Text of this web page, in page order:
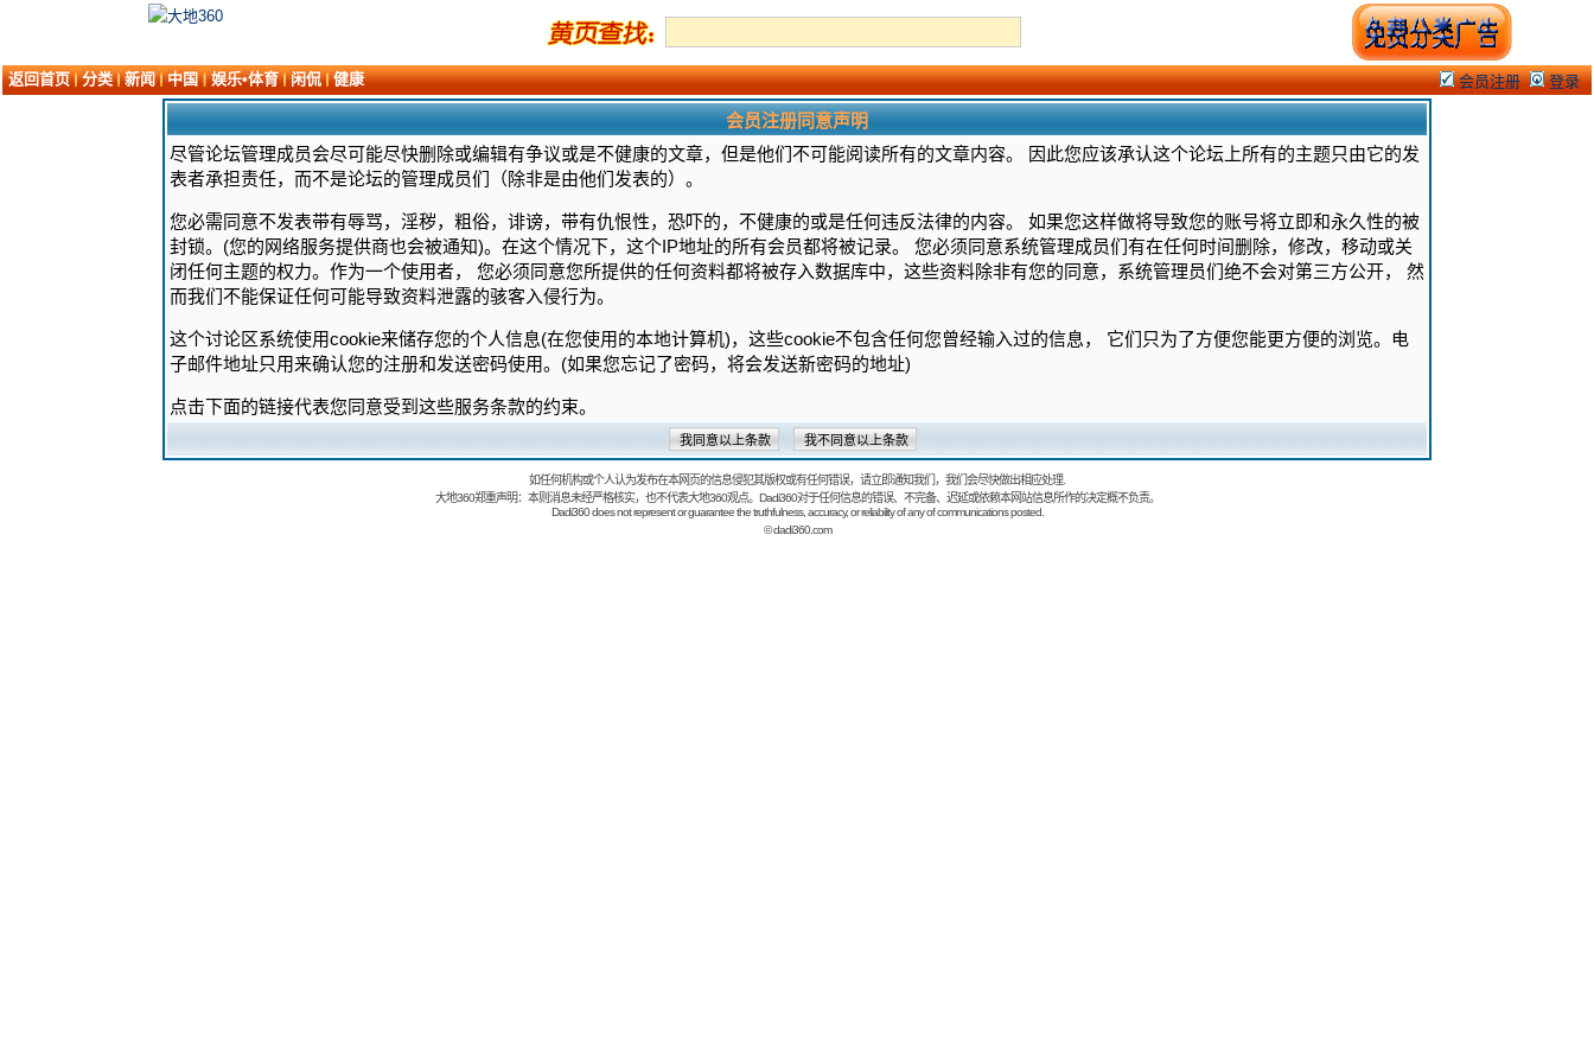
返回首页 分类 新闻 中国 娱乐•体育 闲侃 健康 会员注册 登录
会员注册同意声明
尽管论坛管理成员会尽可能尽快删除或编辑有争议或是不健康的文章，但是他们不可能阅读所有的文章内容。 因此您应该承认这个论坛上所有的主题只由它的发
表者承担责任，而不是论坛的管理成员们（除非是由他们发表的）。
您必需同意不发表带有辱骂，淫秽，粗俗，诽谤，带有仇恨性，恐吓的，不健康的或是任何违反法律的内容。 如果您这样做将导致您的账号将立即和永久性的被
封锁。(您的网络服务提供商也会被通知)。在这个情况下，这个IP地址的所有会员都将被记录。 您必须同意系统管理成员们有在任何时间删除，修改，移动或关
闭任何主题的权力。作为一个使用者， 您必须同意您所提供的任何资料都将被存入数据库中，这些资料除非有您的同意，系统管理员们绝不会对第三方公开， 然
而我们不能保证任何可能导致资料泄露的骇客入侵行为。
这个讨论区系统使用cookie来储存您的个人信息(在您使用的本地计算机)，这些cookie不包含任何您曾经输入过的信息， 它们只为了方便您能更方便的浏览。电
子邮件地址只用来确认您的注册和发送密码使用。(如果您忘记了密码，将会发送新密码的地址)
点击下面的链接代表您同意受到这些服务条款的约束。
如任何机构或个人认为发布在本网页的信息侵犯其版权或有任何错误，请立即通知我们，我们会尽快做出相应处理.
大地360郑重声明：本则消息未经严格核实，也不代表大地360观点。Dadi360对于任何信息的错误、不完备、迟延或依赖本网站信息所作的决定概不负责。
Dadi360 does not represent or guarantee the truthfulness, accuracy, or reliability of any of communications posted.
©dadi360.com